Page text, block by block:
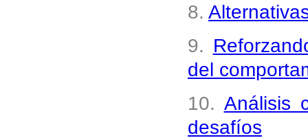
8.
9.
del
10. Análisis
desafíos